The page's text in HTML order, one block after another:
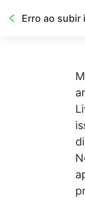
Erro ao subir